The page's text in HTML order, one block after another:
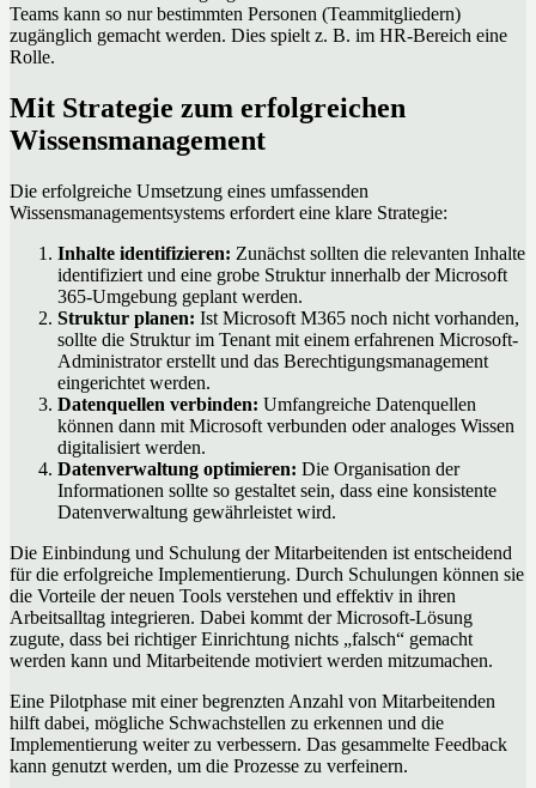
Teams kann so nur bestimmten Personen (Teammitgliedern)
zugänglich gemacht werden. Dies spielt z. B. im HR-Bereich eine
Rolle.
Mit Strategie zum erfolgreichen
Wissensmanagement
Die erfolgreiche Umsetzung eines umfassenden
Wissensmanagementsystems erfordert eine klare Strategie:
Inhalte identifizieren: Zunächst sollten die relevanten Inhalte
identifiziert und eine grobe Struktur innerhalb der Microsoft
365-Umgebung geplant werden.
Struktur planen: Ist Microsoft M365 noch nicht vorhanden,
sollte die Struktur im Tenant mit einem erfahrenen Microsoft-
Administrator erstellt und das Berechtigungsmanagement
eingerichtet werden.
Datenquellen verbinden: Umfangreiche Datenquellen
können dann mit Microsoft verbunden oder analoges Wissen
digitalisiert werden.
Datenverwaltung optimieren: Die Organisation der
Informationen sollte so gestaltet sein, dass eine konsistente
Datenverwaltung gewährleistet wird.
Die Einbindung und Schulung der Mitarbeitenden ist entscheidend
für die erfolgreiche Implementierung. Durch Schulungen können sie
die Vorteile der neuen Tools verstehen und effektiv in ihren
Arbeitsalltag integrieren. Dabei kommt der Microsoft-Lösung
zugute, dass bei richtiger Einrichtung nichts „falsch“ gemacht
werden kann und Mitarbeitende motiviert werden mitzumachen.
Eine Pilotphase mit einer begrenzten Anzahl von Mitarbeitenden
hilft dabei, mögliche Schwachstellen zu erkennen und die
Implementierung weiter zu verbessern. Das gesammelte Feedback
kann genutzt werden, um die Prozesse zu verfeinern.